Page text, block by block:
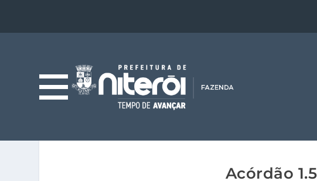
Acórdão